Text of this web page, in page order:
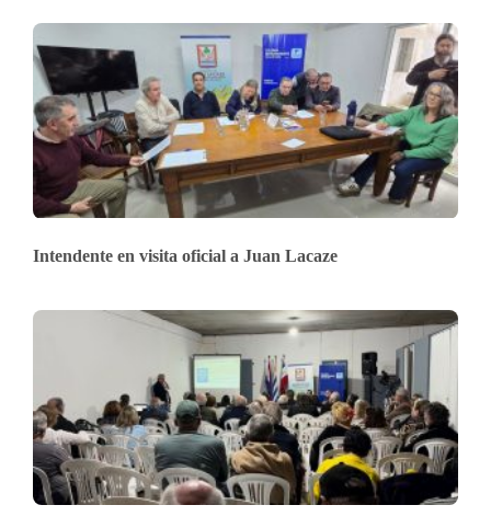
Intendente en visita oficial a Juan Lacaze